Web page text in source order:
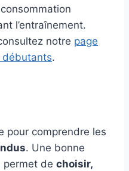
l’entraînement.
notre page
débutants.
pour comprendre les
. Une bonne
permet de choisir,